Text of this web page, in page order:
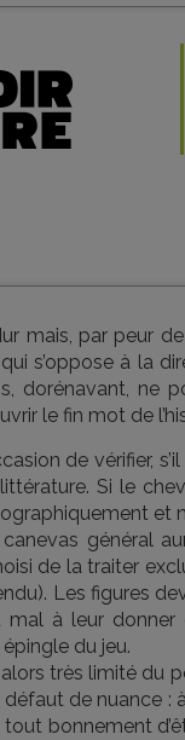
mais, par peur
s’oppose à la
dorénavant, ne
le fin mot de
de vérifier,
Si le
et
général
de la traiter
Les figures
à leur donner
du jeu.
très limité du
de nuance
bonnement